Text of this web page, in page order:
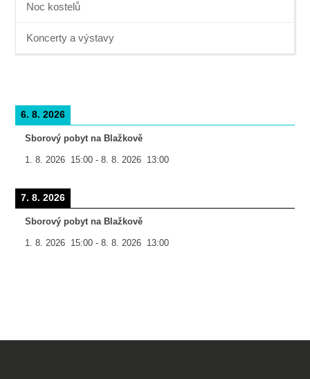
Noc kostelů
Koncerty a výstavy
6. 8. 2026
Sborový pobyt na Blažkově
1. 8. 2026 15:00 -8. 8. 2026 13:00
7. 8. 2026
Sborový pobyt na Blažkově
1. 8. 2026 15:00 -8. 8. 2026 13:00